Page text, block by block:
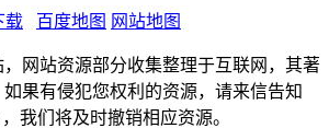
载 百度地图 网站地图
网站资源部分收集整理于互联网，其著
果有侵犯您权利的资源，请来信告知
，我们将及时撤销相应资源。